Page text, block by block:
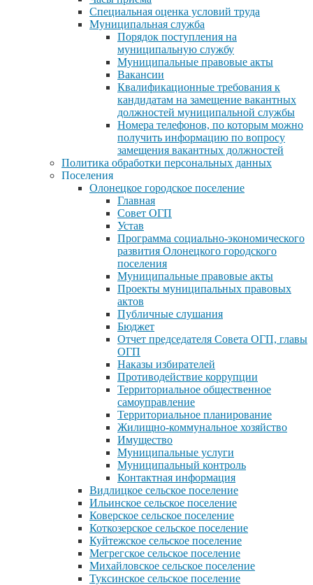
Специальная оценка условий труда
Муниципальная служба
Порядок поступления на
муниципальную службу
Муниципальные правовые акты
Вакансии
Квалификационные требования к
кандидатам на замещение вакантных
должностей муниципальной службы
Номера телефонов, по которым можно
получить информацию по вопросу
замещения вакантных должностей
Политика обработки персональных данных
Поселения
Олонецкое городское поселение
Главная
Совет ОГП
Устав
Программа социально-экономического
развития Олонецкого городского
поселения
Муниципальные правовые акты
Проекты муниципальных правовых
актов
Публичные слушания
Бюджет
Отчет председателя Совета ОГП, главы
ОГП
Наказы избирателей
Противодействие коррупции
Территориальное общественное
самоуправление
Территориальное планирование
Жилищно-коммунальное хозяйство
Имущество
Муниципальные услуги
Муниципальный контроль
Контактная информация
Видлицкое сельское поселение
Ильинское сельское поселение
Коверское сельское поселение
Коткозерское сельское поселение
Куйтежское сельское поселение
Мегрегское сельское поселение
Михайловское сельское поселение
Туксинское сельское поселение